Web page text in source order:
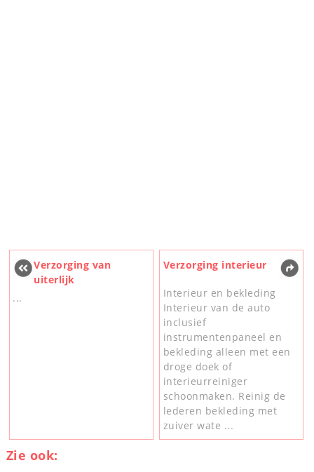
Verzorging van
uiterlijk
...
Verzorging interieur
Interieur en bekleding
Interieur van de auto
inclusief
instrumentenpaneel en
bekleding alleen met een
droge doek of
interieurreiniger
schoonmaken. Reinig de
lederen bekleding met
zuiver wate ...
Zie ook: